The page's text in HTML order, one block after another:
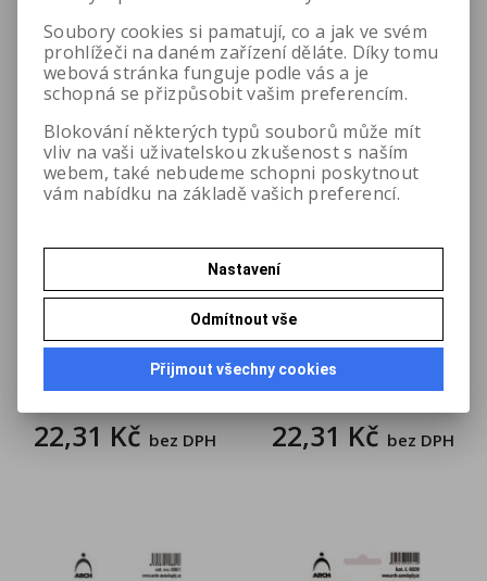
Katalogové číslo:0817
22,31 Kč bez DPH
Katalogové číslo:0818
22,31 Kč bez DPH
Soubory cookies si pamatují, co a jak ve svém
prohlížeči na daném zařízení děláte. Díky tomu
webová stránka funguje podle vás a je
schopná se přizpůsobit vašim preferencím.
Blokování některých typů souborů může mít
vliv na vaši uživatelskou zkušenost s naším
webem, také nebudeme schopni poskytnout
vám nabídku na základě vašich preferencí.
Nastavení
Odmítnout vše
Přijmout všechny cookies